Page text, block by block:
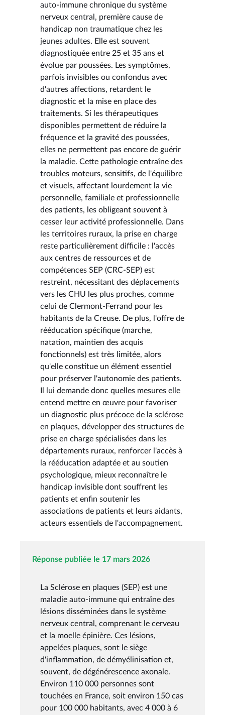
auto-immune chronique du système
nerveux central, première cause de
handicap non traumatique chez les
jeunes adultes. Elle est souvent
diagnostiquée entre 25 et 35 ans et
évolue par poussées. Les symptômes,
parfois invisibles ou confondus avec
d'autres affections, retardent le
diagnostic et la mise en place des
traitements. Si les thérapeutiques
disponibles permettent de réduire la
fréquence et la gravité des poussées,
elles ne permettent pas encore de guérir
la maladie. Cette pathologie entraîne des
troubles moteurs, sensitifs, de l'équilibre
et visuels, affectant lourdement la vie
personnelle, familiale et professionnelle
des patients, les obligeant souvent à
cesser leur activité professionnelle. Dans
les territoires ruraux, la prise en charge
reste particulièrement difficile : l'accès
aux centres de ressources et de
compétences SEP (CRC-SEP) est
restreint, nécessitant des déplacements
vers les CHU les plus proches, comme
celui de Clermont-Ferrand pour les
habitants de la Creuse. De plus, l'offre de
rééducation spécifique (marche,
natation, maintien des acquis
fonctionnels) est très limitée, alors
qu'elle constitue un élément essentiel
pour préserver l'autonomie des patients.
Il lui demande donc quelles mesures elle
entend mettre en œuvre pour favoriser
un diagnostic plus précoce de la sclérose
en plaques, développer des structures de
prise en charge spécialisées dans les
départements ruraux, renforcer l'accès à
la rééducation adaptée et au soutien
psychologique, mieux reconnaître le
handicap invisible dont souffrent les
patients et enfin soutenir les
associations de patients et leurs aidants,
acteurs essentiels de l'accompagnement.
Réponse publiée le 17 mars 2026
La Sclérose en plaques (SEP) est une
maladie auto-immune qui entraîne des
lésions disséminées dans le système
nerveux central, comprenant le cerveau
et la moelle épinière. Ces lésions,
appelées plaques, sont le siège
d'inflammation, de démyélinisation et,
souvent, de dégénérescence axonale.
Environ 110 000 personnes sont
touchées en France, soit environ 150 cas
pour 100 000 habitants, avec 4 000 à 6